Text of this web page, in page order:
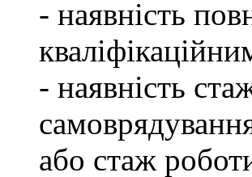
- наявність
- наявність
або стаж